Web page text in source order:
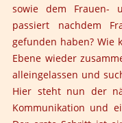
sowie dem Frauen-
passiert nachdem
gefunden haben? Wie
Ebene wieder
alleingelassen und
Hier steht nun der
Kommunikation und